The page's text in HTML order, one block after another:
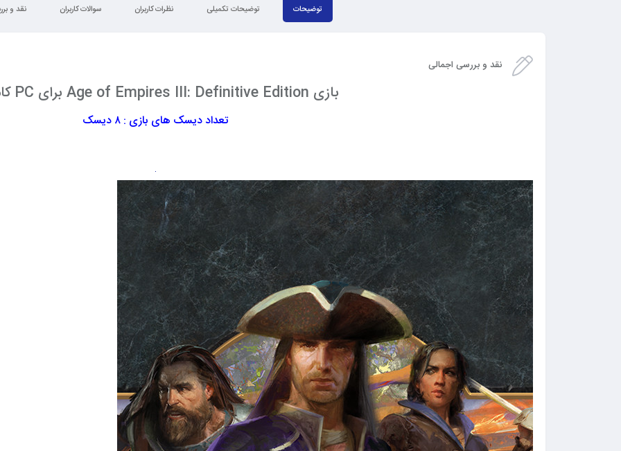
توضیحات توضیحات تکمیلی نظرات کاربران سوالات کاربران نقد و
نقد و بررسی اجمالی
بازی Age of Empires III: Definitive Edition برای PC کامپیوتر
تعداد دیسک های بازی : ۸ دیسک